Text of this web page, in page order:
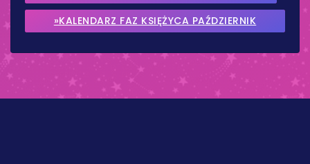
»KALENDARZ FAZ KSIĘŻYCA PAŹDZIERNIK